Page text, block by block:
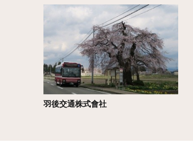
羽後交通株式會社
詳情